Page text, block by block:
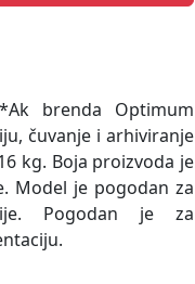
brenda Optimum
čuvanje i arhiviranje
kg. Boja proizvoda je
Model je pogodan za
Pogodan je za